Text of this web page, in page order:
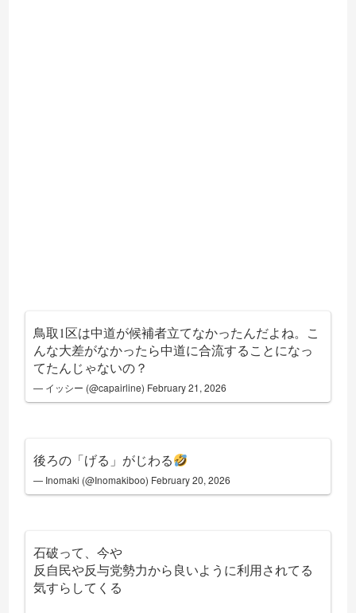
鳥取1区は中道が候補者立てなかったんだよね。こ
んな大差がなかったら中道に合流することになっ
てたんじゃないの？
— イッシー (@capairline) February 21, 2026
後ろの「げる」がじわる
— Inomaki (@Inomakiboo) February 20, 2026
石破って、今や
反自民や反与党勢力から良いように利用されてる
気すらしてくる